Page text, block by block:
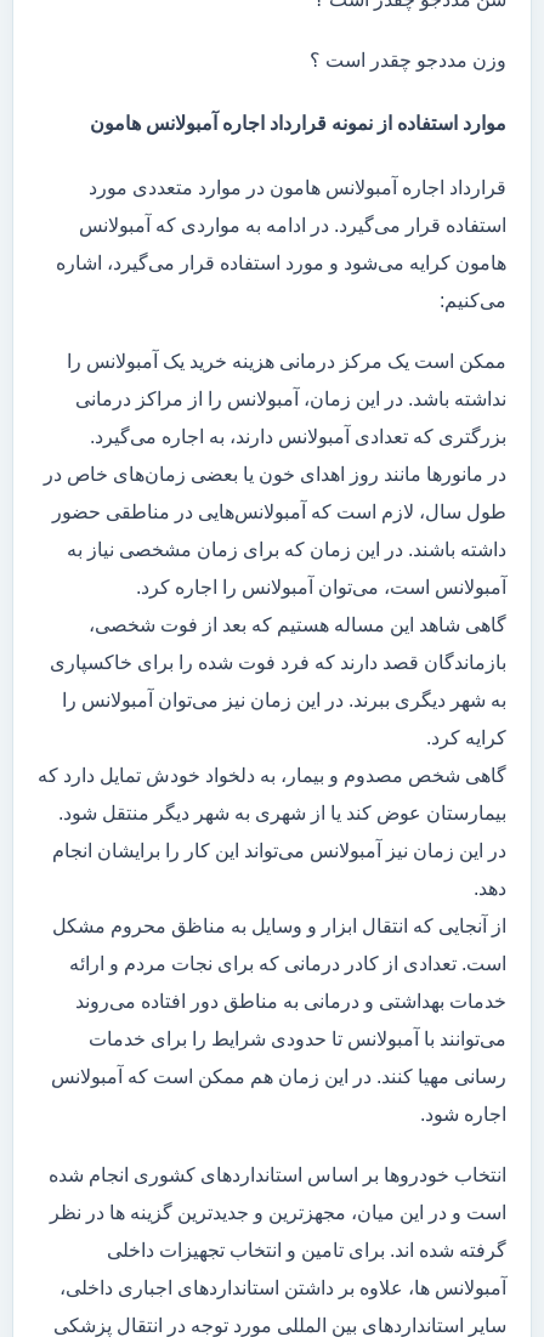
وزن مددجو چقدر است ؟
موارد استفاده از نمونه قرارداد اجاره آمبولانس هامون
قرارداد اجاره آمبولانس هامون در موارد متعددی مورد
استفاده قرار می‌گیرد. در ادامه به مواردی که آمبولانس
هامون کرایه می‌شود و مورد استفاده قرار می‌گیرد، اشاره
می‌کنیم:
ممکن است یک مرکز درمانی هزینه خرید یک آمبولانس را
نداشته باشد. در این زمان، آمبولانس را از مراکز درمانی
بزرگتری که تعدادی آمبولانس دارند، به اجاره می‌گیرد.
در مانور‌ها مانند روز اهدای خون یا بعضی زمان‌های خاص در
طول سال، لازم است که آمبولانس‌هایی در مناطقی حضور
داشته باشند. در این زمان که برای زمان مشخصی نیاز به
آمبولانس است، می‌توان آمبولانس را اجاره کرد.
گاهی شاهد این مساله هستیم که بعد از فوت شخصی،
بازماندگان قصد دارند که فرد فوت شده را برای خاکسپاری
به شهر دیگری ببرند. در این زمان نیز می‌توان آمبولانس را
کرایه کرد.
گاهی شخص مصدوم و بیمار، به دلخواد خودش تمایل دارد که
بیمارستان عوض کند یا از شهری به شهر دیگر منتقل شود.
در این زمان نیز آمبولانس می‌تواند این کار را برایشان انجام
دهد.
از آنجایی که انتقال ابزار و وسایل به مناظق محروم مشکل
است. تعدادی از کادر درمانی که برای نجات مردم و ارائه
خدمات بهداشتی و درمانی به مناطق دور افتاده می‌روند
می‌توانند با آمبولانس تا حدودی شرایط را برای خدمات
رسانی مهیا کنند. در این زمان هم ممکن است که آمبولانس
اجاره شود.
انتخاب خودروها بر اساس استانداردهای کشوری انجام شده
است و در این میان، مجهزترین و جدیدترین گزینه ها در نظر
گرفته شده اند. برای تامین و انتخاب تجهیزات داخلی
آمبولانس ها، علاوه بر داشتن استانداردهای اجباری داخلی،
سایر استانداردهای بین المللی مورد توجه در انتقال پزشکی